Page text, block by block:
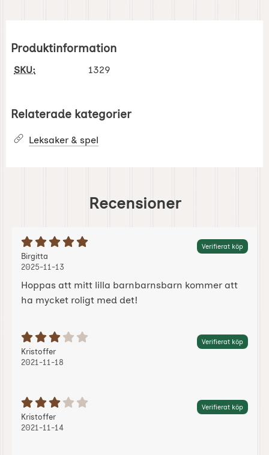
Produktinformation
SKU: 1329
Relaterade kategorier
Leksaker & spel
Recensioner
Betyg: 5 Stjärnor av 5 Verifierat köp
Recension av:
Birgitta
2025-11-13
Hoppas att mitt lilla barnbarnsbarn kommer att
ha mycket roligt med det!
Betyg: 3 Stjärnor av 5 Verifierat köp
Recension av:
Kristoffer, 2021-11-18
, 2021-11-18
2021-11-18
Betyg: 3 Stjärnor av 5 Verifierat köp
Recension av:
Kristoffer, 2021-11-14
, 2021-11-14
2021-11-14